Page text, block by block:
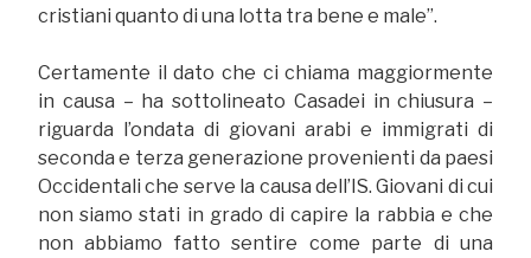
cristiani quanto di una lotta tra bene e male”.
Certamente il dato che ci chiama maggiormente
in causa – ha sottolineato Casadei in chiusura –
riguarda l’ondata di giovani arabi e immigrati di
seconda e terza generazione provenienti da paesi
Occidentali che serve la causa dell’IS. Giovani di cui
non siamo stati in grado di capire la rabbia e che
non abbiamo fatto sentire come parte di una